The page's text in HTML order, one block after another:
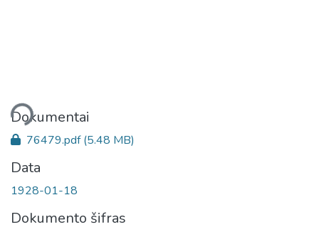
Dokumentai
76479.pdf(5.48 MB)
Data
1928-01-18
Dokumento šifras